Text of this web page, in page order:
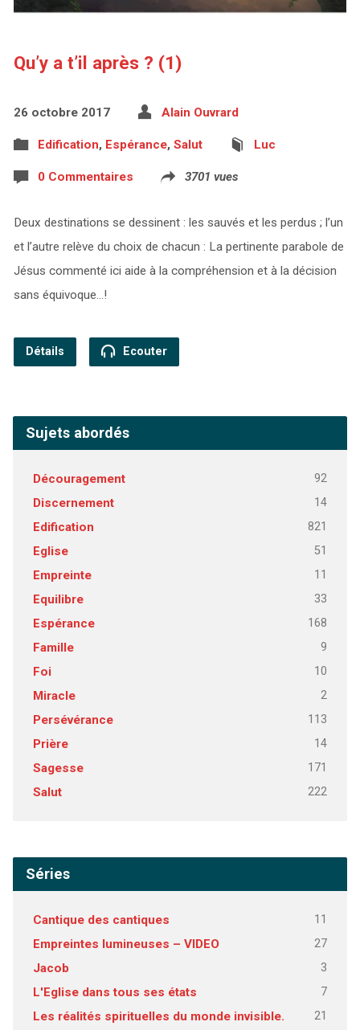
Qu’y a t’il après ? (1)
26 octobre 2017 Alain Ouvrard
Edification, Espérance, Salut Luc
0 Commentaires 3701 vues
Deux destinations se dessinent : les sauvés et les perdus ; l’un
et l’autre relève du choix de chacun : La pertinente parabole de
Jésus commenté ici aide à la compréhension et à la décision
sans équivoque…!
Détails Ecouter
Sujets abordés
Découragement 92
Discernement 14
Edification 821
Eglise 51
Empreinte 11
Equilibre 33
Espérance 168
Famille 9
Foi 10
Miracle 2
Persévérance 113
Prière 14
Sagesse 171
Salut 222
Séries
Cantique des cantiques 11
Empreintes lumineuses – VIDEO 27
Jacob 3
L'Eglise dans tous ses états 7
Les réalités spirituelles du monde invisible. 21